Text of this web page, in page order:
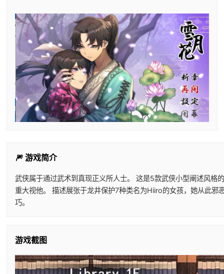
🎆 游戏简介
武侠属于通过武术到真现正义所人士。 这是5款武侠小型阐述风格
重大视他。 描述展张于龙井保护7种类名为Hiiro的女孩，她从此邪
巧。
游戏截图